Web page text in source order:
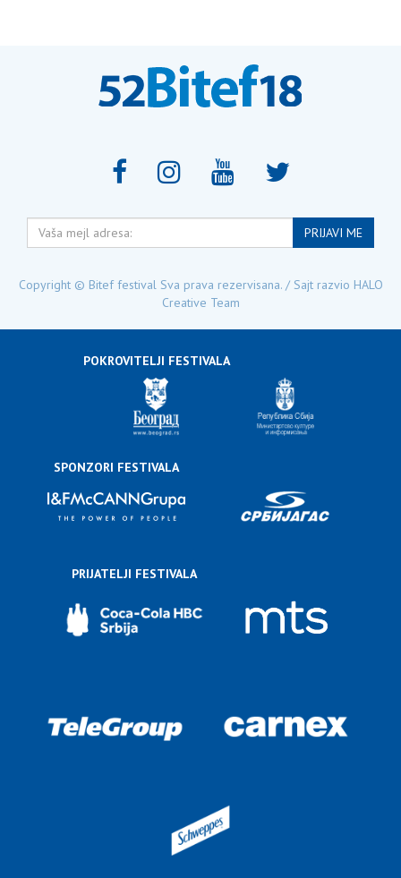
Vaša
mejl
PRIJAVI ME
Copyright © Bitef festival Sva prava rezervisana. / Sajt razvio HALO
Creative Team
POKROVITELJI FESTIVALA
SPONZORI FESTIVALA
PRIJATELJI FESTIVALA